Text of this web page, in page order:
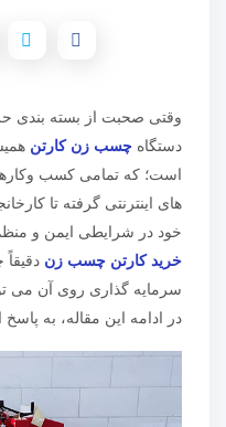
وقتی صحبت از بسته بندی
دستگاه چسب زن کارتن
است؛ که تمامی کسب
های اینترنتی گرفته تا
خود در شرایطی ایمن و
خرید کارتن چسب زن دقیقاً
سرمایه گذاری روی آن می
در ادامه این مقاله، به